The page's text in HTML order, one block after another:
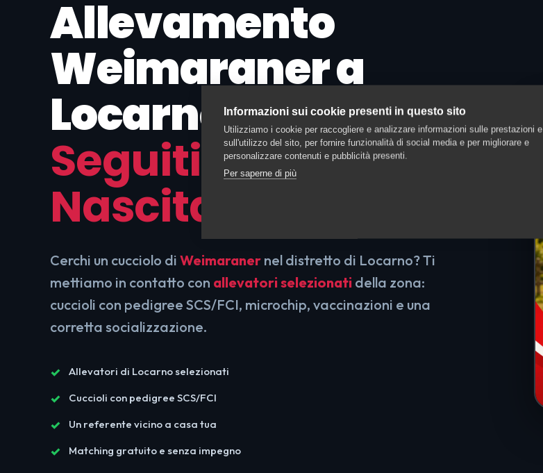
Allevamento
Weimaraner a
Locarno:Cuccioli
Seguiti fin dalla
Nascita
Cerchi un cucciolo di Weimaraner nel distretto di Locarno? Ti
mettiamo in contatto con allevatori selezionati della zona:
cuccioli con pedigree SCS/FCI, microchip, vaccinazioni e una
corretta socializzazione.
Allevatori di Locarno selezionati
Cuccioli con pedigree SCS/FCI
Un referente vicino a casa tua
Matching gratuito e senza impegno
Informazioni sui cookie presenti in questo sito
Utilizziamo i cookie per raccogliere e analizzare informazioni sulle prestazioni e
sull'utilizzo del sito, per fornire funzionalità di social media e per migliorare e
personalizzare contenuti e pubblicità presenti.
Per saperne di più